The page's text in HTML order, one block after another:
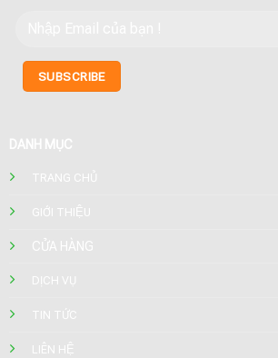
DANH MỤC
TRANG CHỦ
GIỚI THIỆU
CỬA HÀNG
DỊCH VỤ
TIN TỨC
LIÊN HỆ